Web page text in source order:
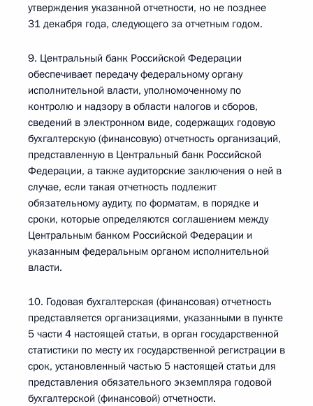
утверждения указанной отчетности, но не позднее
31 декабря года, следующего за отчетным годом.
9. Центральный банк Российской Федерации
обеспечивает передачу федеральному органу
исполнительной власти, уполномоченному по
контролю и надзору в области налогов и сборов,
сведений в электронном виде, содержащих годовую
бухгалтерскую (финансовую) отчетность организаций,
представленную в Центральный банк Российской
Федерации, а также аудиторские заключения о ней в
случае, если такая отчетность подлежит
обязательному аудиту, по форматам, в порядке и
сроки, которые определяются соглашением между
Центральным банком Российской Федерации и
указанным федеральным органом исполнительной
власти.
10. Годовая бухгалтерская (финансовая) отчетность
представляется организациями, указанными в пункте
5 части 4 настоящей статьи, в орган государственной
статистики по месту их государственной регистрации в
срок, установленный частью 5 настоящей статьи для
представления обязательного экземпляра годовой
бухгалтерской (финансовой) отчетности.